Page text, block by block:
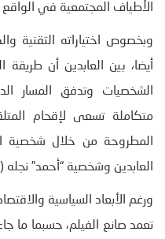
الأطياف المجتمعية في
وبخصوص اختياراته التقنية
أيضا، بين العابدين أن طريقة
الشخصيات وتدفق المسار
متكاملة تسعى لإقحام
المطروحة من خلال شخصية
العابدين وشخصية “أحمد” نجله
ورغم الأبعاد السياسية
تعمد صانع الفيلم، حسبما ما